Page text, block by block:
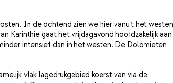
In de ochtend zien we hier vanuit het westen
Karinthië gaat het vrijdagavond hoofdzakelijk aan
intensief dan in het westen. De Dolomieten
vlak lagedrukgebied koerst van via de